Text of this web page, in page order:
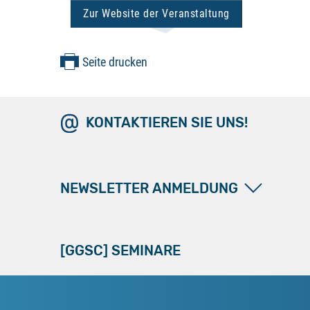
Zur Website der Veranstaltung
Seite drucken
KONTAKTIEREN SIE UNS!
NEWSLETTER ANMELDUNG
[GGSC] SEMINARE